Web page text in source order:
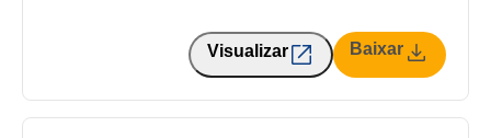
Visualizar Baixar